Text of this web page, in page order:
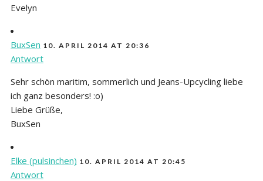
Evelyn
BuxSen 10. APRIL 2014 AT 20:36
Antwort
Sehr schön maritim, sommerlich und Jeans-Upcycling liebe
ich ganz besonders! :o)
Liebe Grüße,
BuxSen
Elke (pulsinchen) 10. APRIL 2014 AT 20:45
Antwort